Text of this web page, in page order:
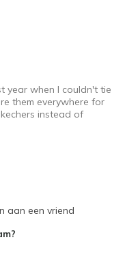
year when I couldn't tie
them everywhere for
instead of
aan een vriend